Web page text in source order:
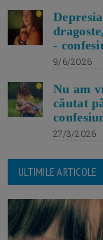
-
9/6/2026
Nu am
căutat
27/3/2026
ULTIMILE ARTICOLE